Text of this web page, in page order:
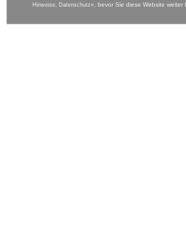
Hinweise, Datenschutz», bevor Sie diese Website weiter